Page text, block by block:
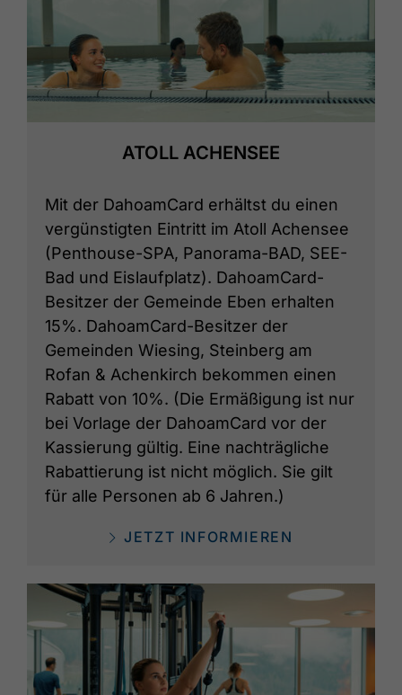
ATOLL ACHENSEE
Mit der DahoamCard erhältst du einen
vergünstigten Eintritt im Atoll Achensee
(Penthouse-SPA, Panorama-BAD, SEE-
Bad und Eislaufplatz). DahoamCard-
Besitzer der Gemeinde Eben erhalten
15%. DahoamCard-Besitzer der
Gemeinden Wiesing, Steinberg am
Rofan & Achenkirch bekommen einen
Rabatt von 10%. (Die Ermäßigung ist nur
bei Vorlage der DahoamCard vor der
Kassierung gültig. Eine nachträgliche
Rabattierung ist nicht möglich. Sie gilt
für alle Personen ab 6 Jahren.)
JETZT INFORMIEREN